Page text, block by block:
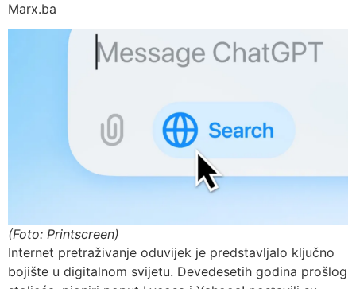
Marx.ba
(Foto: Printscreen)
Internet pretraživanje oduvijek je predstavljalo ključno
bojište u digitalnom svijetu. Devedesetih godina prošlog